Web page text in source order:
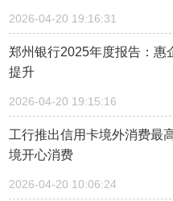
2026-04-20 19:16:31
郑州银行2025年度报告：惠
提升
2026-04-20 19:15:16
工行推出信用卡境外消费最
境开心消费
2026-04-20 10:06:24